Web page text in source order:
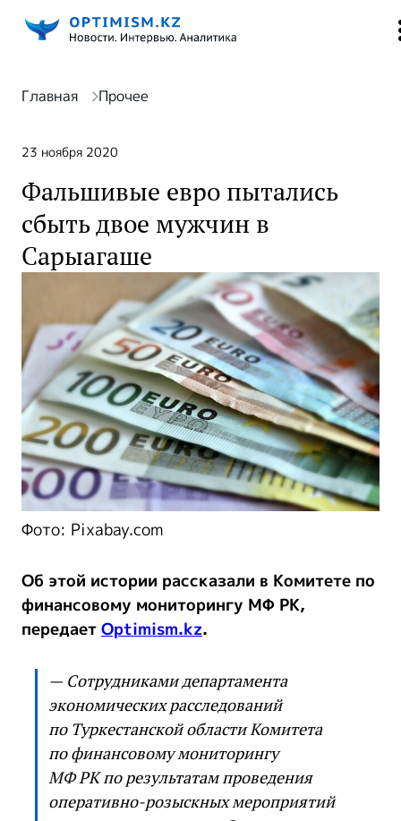
Главная Прочее
23 ноября 2020
Фальшивые евро пытались
сбыть двое мужчин в
Сарыагаше
Фото: Pixabay.com
Об этой истории рассказали в Комитете по
финансовому мониторингу МФ РК,
передаетOptimism.kz.
— Сотрудниками департамента
экономических расследований
по Туркестанской области Комитета
по финансовому мониторингу
МФ РК по результатам проведения
оперативно-розыскных мероприятий